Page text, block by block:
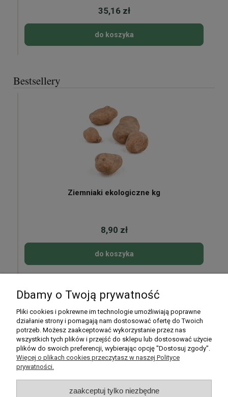
35,16 zł
do koszyka
Bestsellery
Ziemniaki ekologiczne kg
8,90 zł
do koszyka
Moje konto
Płatności i dostawa
Informacje
Dbamy o Twoją prywatność
Pliki cookies i pokrewne im technologie umożliwiają poprawne
działanie strony i pomagają nam dostosować ofertę do Twoich
potrzeb. Możesz zaakceptować wykorzystanie przez nas
wszystkich tych plików i przejść do sklepu lub dostosować użycie
plików do swoich preferencji, wybierając opcję "Dostosuj zgody".
Więcej o plikach cookies przeczytasz w naszej Polityce
prywatności.
zaakceptuj tylko niezbędne